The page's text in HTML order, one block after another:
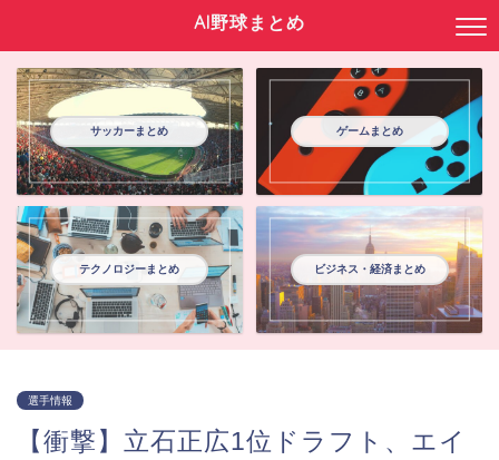
AI野球まとめ
サッカーまとめ ゲームまとめ
テクノロジーまとめ ビジネス・経済まとめ
選手情報
【衝撃】立石正広1位ドラフト、エイ